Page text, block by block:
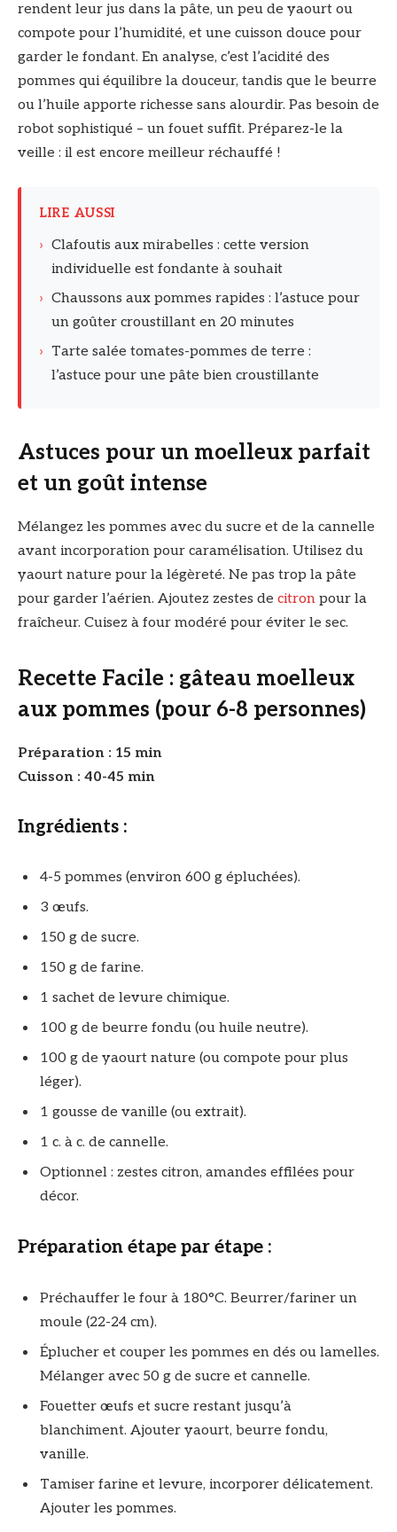
rendent leur jus dans la pâte, un peu de yaourt ou
compote pour l’humidité, et une cuisson douce pour
garder le fondant. En analyse, c’est l’acidité des
pommes qui équilibre la douceur, tandis que le beurre
ou l’huile apporte richesse sans alourdir. Pas besoin de
robot sophistiqué – un fouet suffit. Préparez-le la
veille : il est encore meilleur réchauffé !
LIRE AUSSI
› Clafoutis aux mirabelles : cette version
individuelle est fondante à souhait
› Chaussons aux pommes rapides : l’astuce pour
un goûter croustillant en 20 minutes
› Tarte salée tomates-pommes de terre :
l’astuce pour une pâte bien croustillante
Astuces pour un moelleux parfait
et un goût intense
Mélangez les pommes avec du sucre et de la cannelle
avant incorporation pour caramélisation. Utilisez du
yaourt nature pour la légèreté. Ne pas trop la pâte
pour garder l’aérien. Ajoutez zestes de citron pour la
fraîcheur. Cuisez à four modéré pour éviter le sec.
Recette Facile : gâteau moelleux
aux pommes (pour 6-8 personnes)
Préparation : 15 min
Cuisson : 40-45 min
Ingrédients :
4-5 pommes (environ 600 g épluchées).
3 œufs.
150 g de sucre.
150 g de farine.
1 sachet de levure chimique.
100 g de beurre fondu (ou huile neutre).
100 g de yaourt nature (ou compote pour plus
léger).
1 gousse de vanille (ou extrait).
1 c. à c. de cannelle.
Optionnel : zestes citron, amandes effilées pour
décor.
Préparation étape par étape :
Préchauffer le four à 180°C. Beurrer/fariner un
moule (22-24 cm).
Éplucher et couper les pommes en dés ou lamelles.
Mélanger avec 50 g de sucre et cannelle.
Fouetter œufs et sucre restant jusqu’à
blanchiment. Ajouter yaourt, beurre fondu,
vanille.
Tamiser farine et levure, incorporer délicatement.
Ajouter les pommes.